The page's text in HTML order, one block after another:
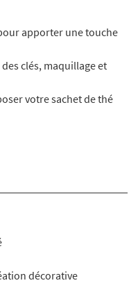
apporter une touche
clés, maquillage et
votre sachet de thé
décorative